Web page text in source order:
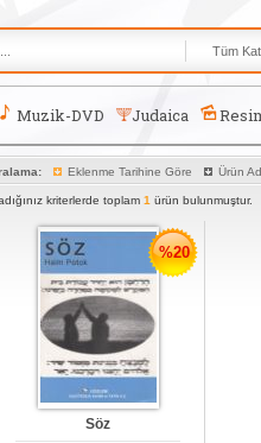
Muzik-DVD Judaica
Eklenme Tarihine Göre Ürün
kriterlerde toplam 1 ürün bulunmuştur.
%20
Söz